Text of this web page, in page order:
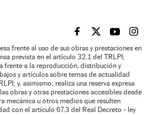
EL PAÍS BRASIL EN
EL PAÍSEL PAÍS
EL
frente al uso de sus obras y prestaciones en
prevista en el artículo 32.1 del TRLPI;
frente a la reproducción, distribución y
y artículos sobre temas de actualidad
y, asimismo, realiza una reserva expresa
obras y otras prestaciones accesibles desde
mecánica u otros medios que resulten
con el artículo 67.3 del Real Decreto - ley